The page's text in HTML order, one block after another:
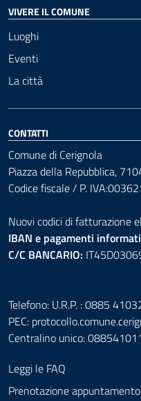
VIVERE IL COMUNE
Luoghi
Eventi
La città
CONTATTI
Comune di Cerignola
Piazza della Repubblica,
Codice fiscale / P.
Nuovi codici di fatturazione
IBAN e pagamenti
C/C BANCARIO:
Telefono: U.R.P. : 0885
PEC:
Centralino unico:
Leggi le FAQ
Prenotazione appuntamento